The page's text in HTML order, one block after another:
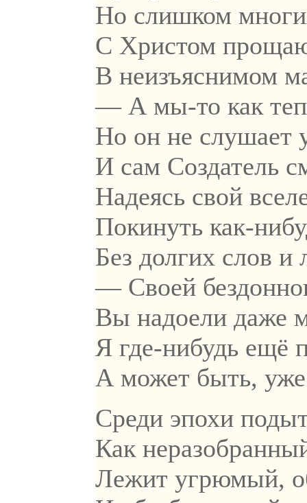
Но слишком
С Христом
В неизъяснимом
— А мы-то как
Но он не слушает
И сам Создатель
Надеясь свой
Покинуть как-
Без долгих слов
— Своей
Вы надоели даже
Я где-нибудь ещё
А может быть,
Среди эпохи
Как
Лежит угрюмый,